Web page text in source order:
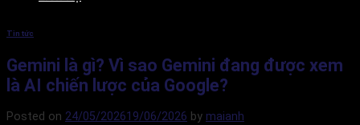
Tin tức
Gemini là gì? Vì sao Gemini đang được xem
là AI chiến lược của Google?
Posted on 24/05/202619/06/2026 by maianh